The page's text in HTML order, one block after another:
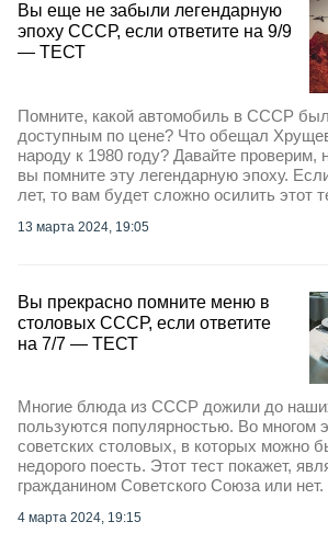
Вы еще не забыли легендарную
эпоху СССР, если ответите на 9/9
— ТЕСТ
Помните, какой автомобиль в СССР
доступным по цене? Что обещал
народу к 1980 году? Давайте проверим,
вы помните эту легендарную эпоху.
лет, то вам будет сложно осилить этот
13 марта 2024, 19:05
Вы прекрасно помните меню в
столовых СССР, если ответите
на 7/7 — ТЕСТ
Многие блюда из СССР дожили до
пользуются популярностью. Во многом
советских столовых, в которых можно
недорого поесть. Этот тест покажет,
гражданином Советского Союза или
4 марта 2024, 19:15